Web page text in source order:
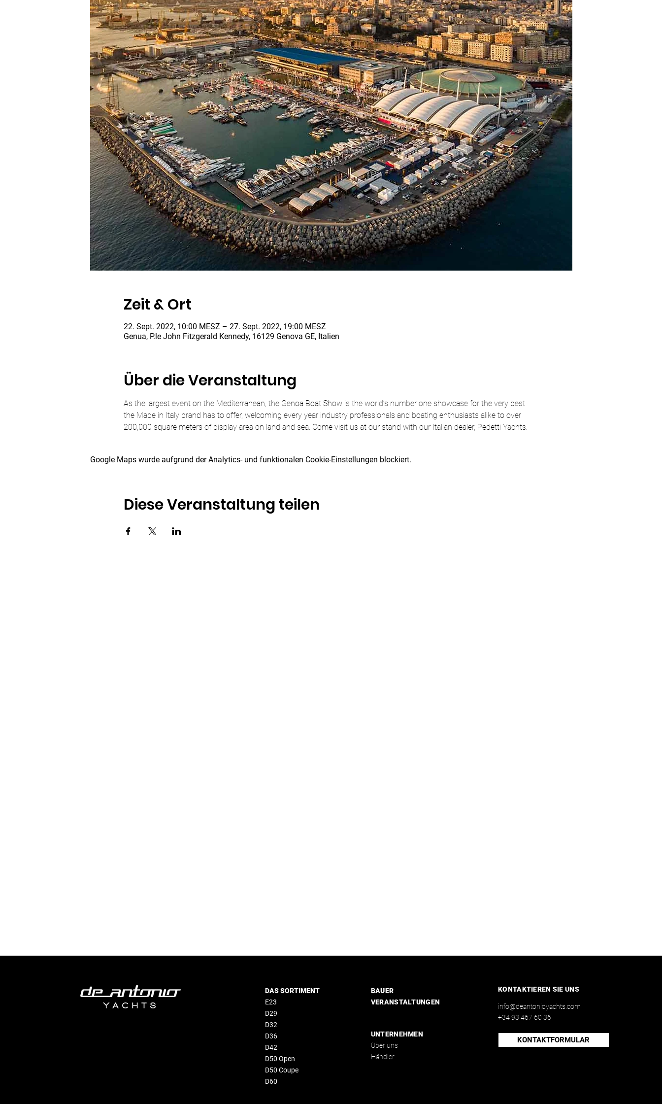
Zeit & Ort
22. Sept. 2022, 10:00 MESZ – 27. Sept. 2022, 19:00 MESZ
Genua, P.le John Fitzgerald Kennedy, 16129 Genova GE, Italien
Über die Veranstaltung
As the largest event on the Mediterranean, the Genoa Boat Show is the world’s number one showcase for the very best
the Made in Italy brand has to offer, welcoming every year industry professionals and boating enthusiasts alike to over
200,000 square meters of display area on land and sea. Come visit us at our stand with our Italian dealer, Pedetti Yachts.
Google Maps wurde aufgrund der Analytics- und funktionalen Cookie-Einstellungen blockiert.
Diese Veranstaltung teilen
DAS SORTIMENT
E23
D29
D32
D36
D42
D50 Open
D50 Coupe
D60
BAUER
VERANSTALTUNGEN
UNTERNEHMEN
Über uns
Händler
KONTAKTIEREN SIE UNS
info@deantonioyachts.com
+34 93 467 60 36
KONTAKTFORMULAR